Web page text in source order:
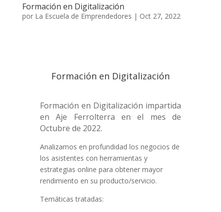
Formación en Digitalización
por La Escuela de Emprendedores | Oct 27, 2022
Formación en Digitalización
Formación en Digitalización impartida
en Aje Ferrolterra en el mes de
Octubre de 2022.
Analizamos en profundidad los negocios de
los asistentes con herramientas y
estrategias online para obtener mayor
rendimiento en su producto/servicio.
Temáticas tratadas: